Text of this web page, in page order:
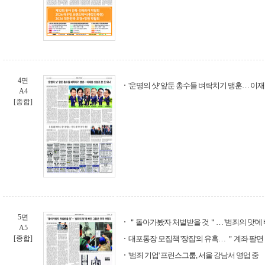
4면
A4
[종합]
'운명의 샷' 앞둔 총수들 벼락치기 맹훈… 이
5면
A5
[종합]
＂돌아가봤자 처벌받을 것＂… '범죄의 맛'에
대포통장 모집책 '장집'의 유혹… ＂계좌 팔면
'범죄 기업' 프린스그룹, 서울 강남서 영업 중